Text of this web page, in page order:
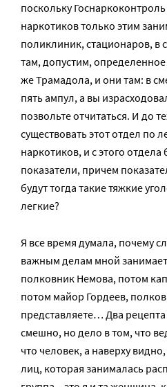
поскольку
наркотиков только этим
поликлиник, стационаров, в
там, допустим, определенное
же Трамадола, и они там: в
пять ампул, а вы
позвольте отчитаться. И до
существовать этот отдел по
наркотиков, и с этого отдела
показатели, причем
будут тогда такие тяжкие
легкие?
Я все время думала, почему
важным делам мной
полковник Немова, потом
потом майор Гордеев,
представляете… Два
смешно, но дело в том, что
что человек, а наверху
лиц, которая занималась